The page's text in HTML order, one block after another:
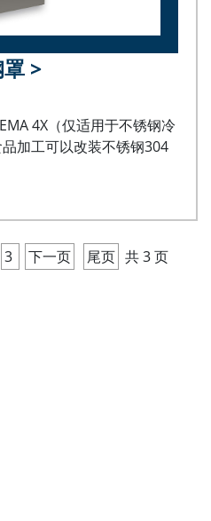
>
4X（仅适用于不锈钢冷
加工可以改装不锈钢304
3 下一页 尾页 共 3 页